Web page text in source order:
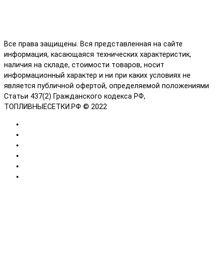
Все права защищены. Вся представленная на сайте
информация, касающаяся технических характеристик,
наличия на складе, стоимости товаров, носит
информационный характер и ни при каких условиях не
является публичной офертой, определяемой положениями
Статьи 437(2) Гражданского кодекса РФ,
ТОПЛИВНЫЕСЕТКИ.РФ © 2022